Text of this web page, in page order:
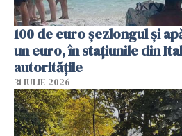
100 de euro șezlongul și
un euro, în stațiunile din
autoritățile
31 IULIE 2026